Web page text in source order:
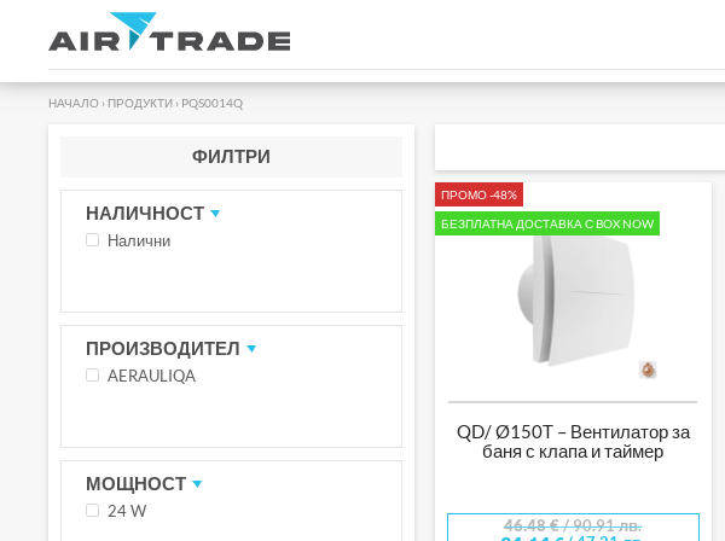
НАЧАЛО › ПРОДУКТИ › PQS0014Q
ПРОМО -48%
БЕЗПЛАТНА ДОСТАВКА С BOX NOW
QD/ Ø150T – Вентилатор за
баня с клапа и таймер
46.48€/ 90.91 лв.
ФИЛТРИ
НАЛИЧНОСТ
Налични
ПРОИЗВОДИТЕЛ
AERAULIQA
МОЩНОСТ
24 W